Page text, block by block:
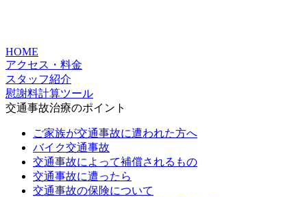
HOME
アクセス・料金
スタッフ紹介
慰謝料計算ツール
交通事故治療のポイント
ご家族が交通事故に遭われた方へ
バイク交通事故
交通事故によって補償されるもの
交通事故に遭ったら
交通事故の保険について